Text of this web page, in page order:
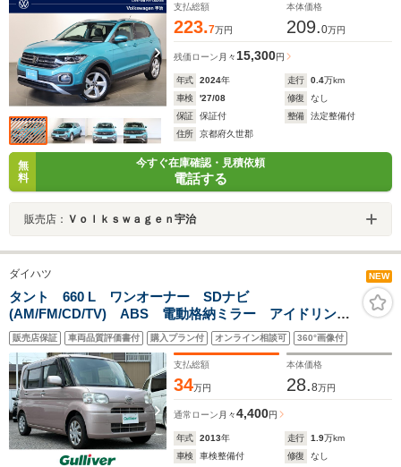
支払総額
223.7万円
本体価格
209.0万円
残価ローン 月々 15,300円
年式 2024年 走行 0.4万km
車検
'27/08 修復
なし
保証
保証付 整備
法定整備付
住所
京都府久世郡
無
料
今すぐ在庫確認・見積依頼
電話する
販売店： Ｖｏｌｋｓｗａｇｅｎ宇治
ダイハツ NEW
タント 660 L ワンオーナー SDナビ
(AM/FM/CD/TV) ABS 電動格納ミラー アイドリング
ストップ キーレス スペアキー 取説 保証書
販売店保証 車両品質評価書付 購入プラン付 オンライン相談可 360°画像付
支払総額
34万円
本体価格
28.8万円
通常ローン 月々4,400円
年式 2013年 走行 1.9万km
車検
車検整備付 修復
なし